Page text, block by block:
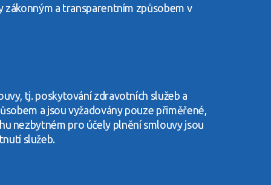
zákonným a transparentním způsobem v
tj. poskytování zdravotních služeb a
a jsou vyžadovány pouze přiměřené,
nezbytném pro účely plnění smlouvy jsou
služeb.